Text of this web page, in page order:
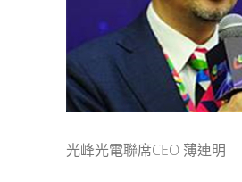
光峰光電聯席CEO 薄連明